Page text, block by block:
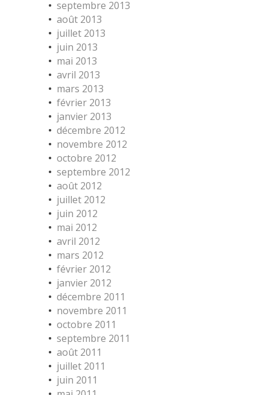
septembre 2013
août 2013
juillet 2013
juin 2013
mai 2013
avril 2013
mars 2013
février 2013
janvier 2013
décembre 2012
novembre 2012
octobre 2012
septembre 2012
août 2012
juillet 2012
juin 2012
mai 2012
avril 2012
mars 2012
février 2012
janvier 2012
décembre 2011
novembre 2011
octobre 2011
septembre 2011
août 2011
juillet 2011
juin 2011